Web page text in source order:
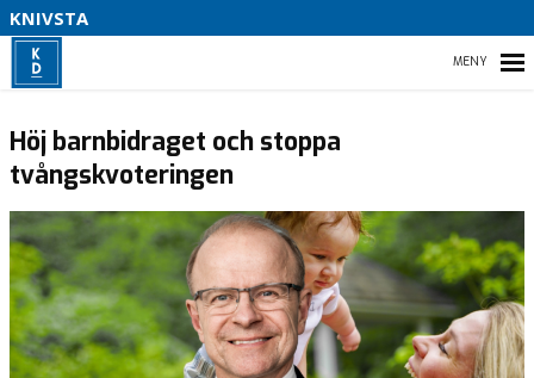
KNIVSTA
NYHETER
KOMMUNPROGRAM
VALMANIFEST 2022
Höj barnbidraget och stoppa
tvångskvoteringen